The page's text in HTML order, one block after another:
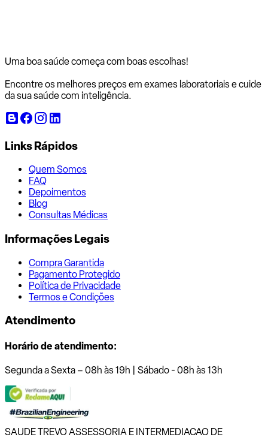
Uma boa saúde começa com boas escolhas!
Encontre os melhores preços em exames laboratoriais e cuide
da sua saúde com inteligência.
Links Rápidos
Quem Somos
FAQ
Depoimentos
Blog
Consultas Médicas
Informações Legais
Compra Garantida
Pagamento Protegido
Política de Privacidade
Termos e Condições
Atendimento
Horário de atendimento:
Segunda a Sexta – 08h às 19h | Sábado - 08h às 13h
SAUDE TREVO ASSESSORIA E INTERMEDIACAO DE